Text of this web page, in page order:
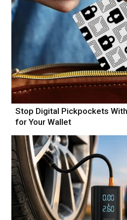
Stop Digital Pickpockets
for Your Wallet